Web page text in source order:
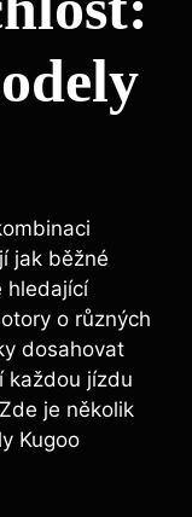
jak běžné
hledající
o různých
dosahovat
každou jízdu
je několik
Kugoo